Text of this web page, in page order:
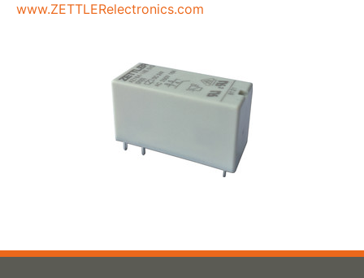
www.ZETTLERelectronics.com